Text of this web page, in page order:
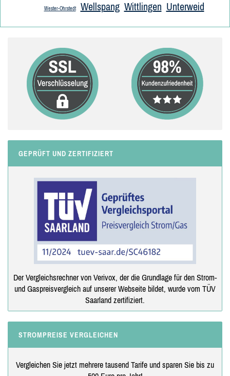
Wester-Ohrstedt Wellspang Wittlingen Unterweid
GEPRÜFT UND ZERTIFIZIERT
Der Vergleichsrechner von Verivox, der die Grundlage für den Strom-
und Gaspreisvergleich auf unserer Webseite bildet, wurde vom TÜV
Saarland zertifiziert.
STROMPREISE VERGLEICHEN
Vergleichen Sie jetzt mehrere tausend Tarife und sparen Sie bis zu